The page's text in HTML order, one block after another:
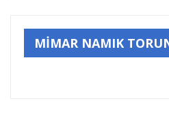
MİMAR NAMIK